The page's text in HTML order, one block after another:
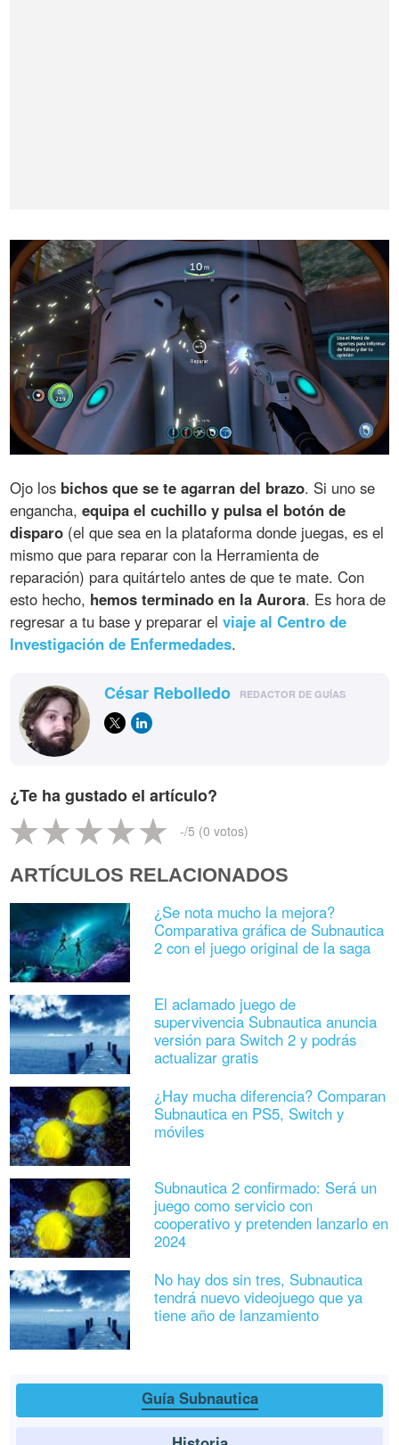
Ojo los bichos que se te agarran del brazo. Si uno se
engancha,equipa el cuchillo y pulsa el botón de
disparo (el que sea en la plataforma donde juegas, es el
mismo que para reparar con la Herramienta de
reparación) para quitártelo antes de que te mate. Con
esto hecho, hemos terminado en la Aurora. Es hora de
regresar a tu base y preparar elviaje al Centro de
Investigación de Enfermedades.
César Rebolledo REDACTOR DE GUÍAS
¿Te ha gustado el artículo?
-/5 (0 votos)
ARTÍCULOS RELACIONADOS
¿Se nota mucho la mejora?
Comparativa gráfica de Subnautica
2 con el juego original de la saga
El aclamado juego de
supervivencia Subnautica anuncia
versión para Switch 2 y podrás
actualizar gratis
¿Hay mucha diferencia? Comparan
Subnautica en PS5, Switch y
móviles
Subnautica 2 confirmado: Será un
juego como servicio con
cooperativo y pretenden lanzarlo en
2024
No hay dos sin tres, Subnautica
tendrá nuevo videojuego que ya
tiene año de lanzamiento
Guía Subnautica